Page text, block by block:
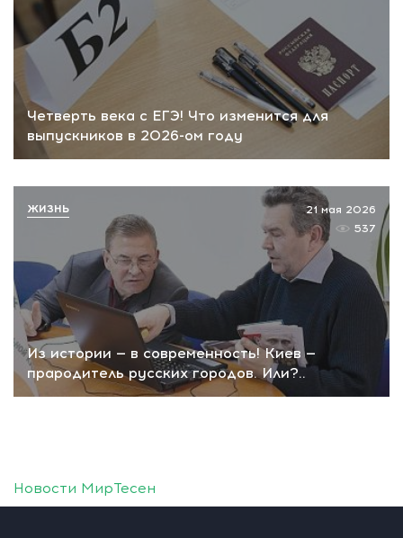
Четверть века с ЕГЭ! Что изменится для
выпускников в 2026-ом году
Из истории — в современность! Киев —
прародитель русских городов. Или?..
21 мая 2026
537
ЖИЗНЬ
Новости МирТесен